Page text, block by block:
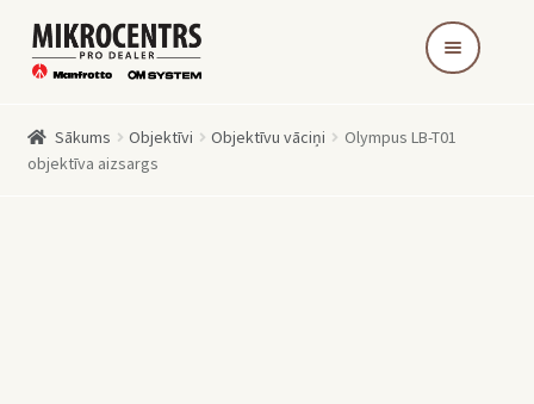
Skip
to
Skip
to
Sākums Objektīvi Objektīvu vāciņi
Olympus LB-T01
objektīva aizsargs